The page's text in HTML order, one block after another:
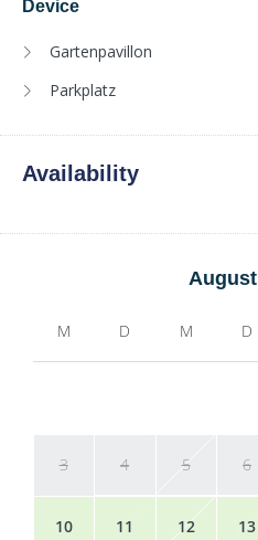
Device
Gartenpavillon
Parkplatz
Availability
August
M D M D
3 4 5 6
10 11 12 13